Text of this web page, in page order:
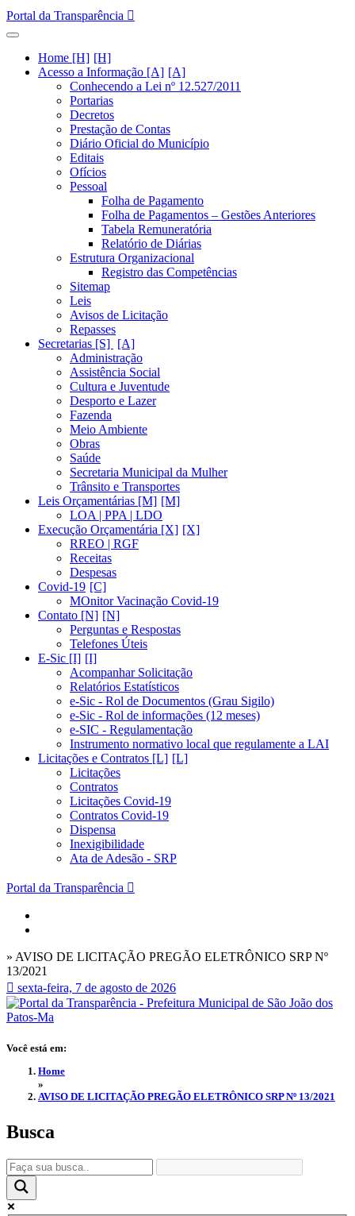
Portal da Transparência
Home [H]
Acesso a Informação [A]
Conhecendo a Lei nº 12.527/2011
Portarias
Decretos
Prestação de Contas
Diário Oficial do Município
Editais
Ofícios
Pessoal
Folha de Pagamento
Folha de Pagamentos – Gestões Anteriores
Tabela Remuneratória
Relatório de Diárias
Estrutura Organizacional
Registro das Competências
Sitemap
Leis
Avisos de Licitação
Repasses
Secretarias [S]
Administração
Assistência Social
Cultura e Juventude
Desporto e Lazer
Fazenda
Meio Ambiente
Obras
Saúde
Secretaria Municipal da Mulher
Trânsito e Transportes
Leis Orçamentárias [M]
LOA | PPA | LDO
Execução Orçamentária [X]
RREO | RGF
Receitas
Despesas
Covid-19
MOnitor Vacinação Covid-19
Contato [N]
Perguntas e Respostas
Telefones Úteis
E-Sic [I]
Acompanhar Solicitação
Relatórios Estatísticos
e-Sic - Rol de Documentos (Grau Sigilo)
e-Sic - Rol de informações (12 meses)
e-SIC - Regulamentação
Instrumento normativo local que regulamente a LAI
Licitações e Contratos [L]
Licitações
Contratos
Licitações Covid-19
Contratos Covid-19
Dispensa
Inexigibilidade
Ata de Adesão - SRP
Portal da Transparência
» AVISO DE LICITAÇÃO PREGÃO ELETRÔNICO SRP Nº
13/2021
sexta-feira, 7 de agosto de 2026
Você está em:
Home
»
AVISO DE LICITAÇÃO PREGÃO ELETRÔNICO SRP Nº 13/2021
Busca